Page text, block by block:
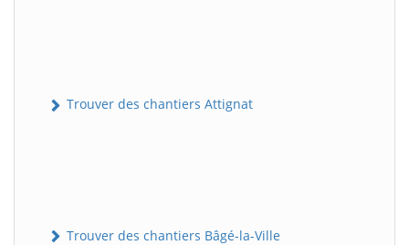
Trouver des chantiers Attignat
Trouver des chantiers Bâgé-la-Ville